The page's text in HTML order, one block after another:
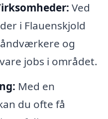
Ved
i Flauenskjold
og
jobs i området.
Med en
du ofte få